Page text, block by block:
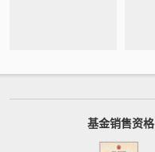
基金销售资格